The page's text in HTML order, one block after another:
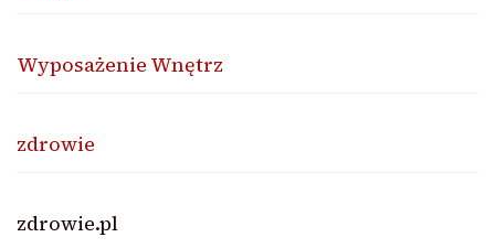
Wyposażenie Wnętrz
zdrowie
zdrowie.pl